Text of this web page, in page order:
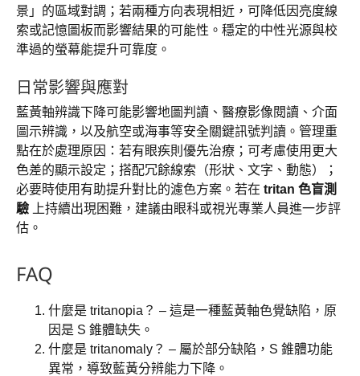
景」的區域對調；若兩種方向表現相近，可降低因亮度線
索或記憶圖板而影響結果的可能性。穩定的中性光源與校
準過的螢幕能提升可靠度。
日常影響與應對
藍黃軸辨識下降可能影響地圖判讀、醫療影像閱讀、介面
圖示辨識，以及航空或海事等安全關鍵訊號判讀。管理重
點在於處理原因：若有眼疾則優先治療；可考慮使用更大
色差的顯示設定；搭配冗餘線索（形狀、文字、動態）；
必要時使用有助提升對比的濾色方案。若在 tritan 色盲測
驗 上持續出現困難，建議由眼科或視光專業人員進一步評
估。
FAQ
什麼是 tritanopia？ – 這是一種藍黃軸色覺缺陷，原
因是 S 錐體缺失。
什麼是 tritanomaly？ – 屬於部分缺陷，S 錐體功能
異常，導致藍黃分辨能力下降。